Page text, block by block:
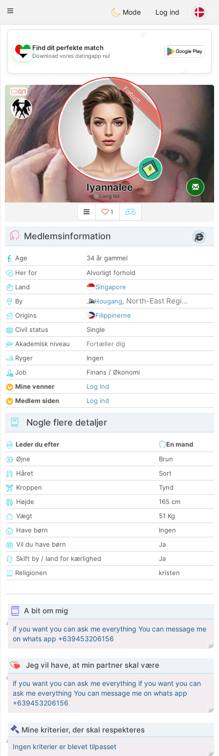
EmiratesChat
Toggle
Mode Log ind
💖
💕
💕
Find dit perfekte match
Download vores datingapp nu!
0/1
0
Forbudt
Iyannalee
Lang tid
1
Medlemsinformation
Age
34 år gammel
Her for
Alvorligt forhold
Land
Singapore
By
Hougang, North-East Regi...
Origins
Filippinerne
Civil status
Single
Akademisk niveau
Fortæller dig
Ryger
Ingen
Job
Finans / Økonomi
Mine venner
Log ind
Medlem siden
Log ind
Nogle flere detaljer
Leder du efter
En mand
Øjne
Brun
Håret
Sort
Kroppen
Tynd
Højde
165 cm
Vægt
51 Kg
Have børn
Ingen
Vil du have børn
Ja
Skift by / land for kærlighed
Ja
Religionen
kristen
A bit om mig
if you want you can ask me everything You can message me
on whats app +639453206156
Jeg vil have, at min partner skal være
if you want you can ask me everything if you want you can
ask me everything You can message me on whats app
+639453206156
Mine kriterier, der skal respekteres
Ingen kriterier er blevet tilpasset